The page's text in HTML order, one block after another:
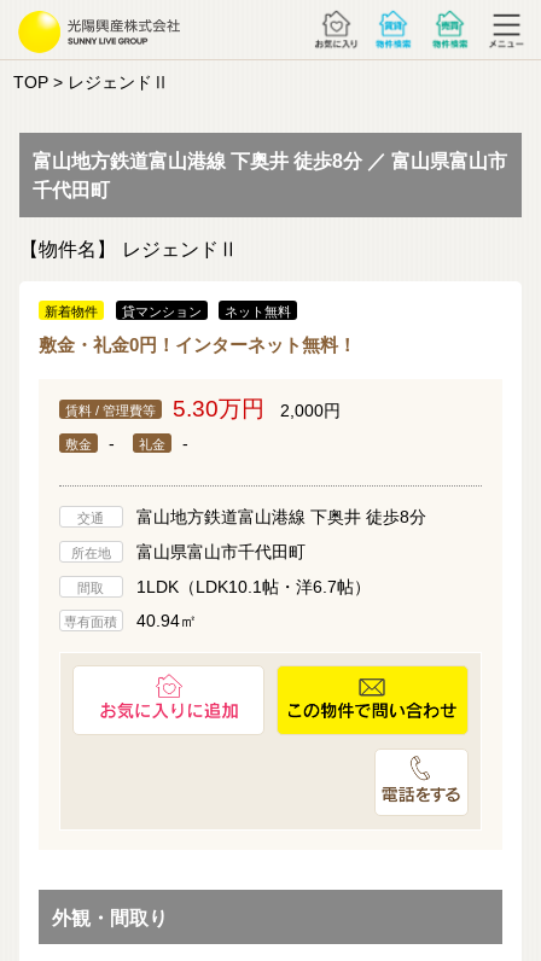
TOP> レジェンドⅡ
富山地方鉄道富山港線 下奥井 徒歩8分 ／ 富山県富山市
千代田町
【物件名】 レジェンドⅡ
新着物件 貸マンション ネット無料
敷金・礼金0円！インターネット無料！
賃料 / 管理費等 5.30万円 2,000円
敷金 - 礼金 -
交通 富山地方鉄道富山港線 下奥井 徒歩8分
所在地 富山県富山市千代田町
間取 1LDK（LDK10.1帖・洋6.7帖）
専有面積 40.94㎡
外観・間取り